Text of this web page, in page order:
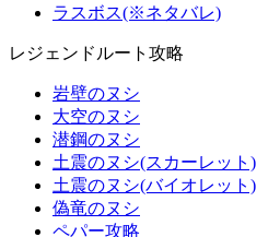
ラスボス(※ネタバレ)
レジェンドルート攻略
岩壁のヌシ
大空のヌシ
潜鋼のヌシ
土震のヌシ(スカーレット)
土震のヌシ(バイオレット)
偽竜のヌシ
ペパー攻略